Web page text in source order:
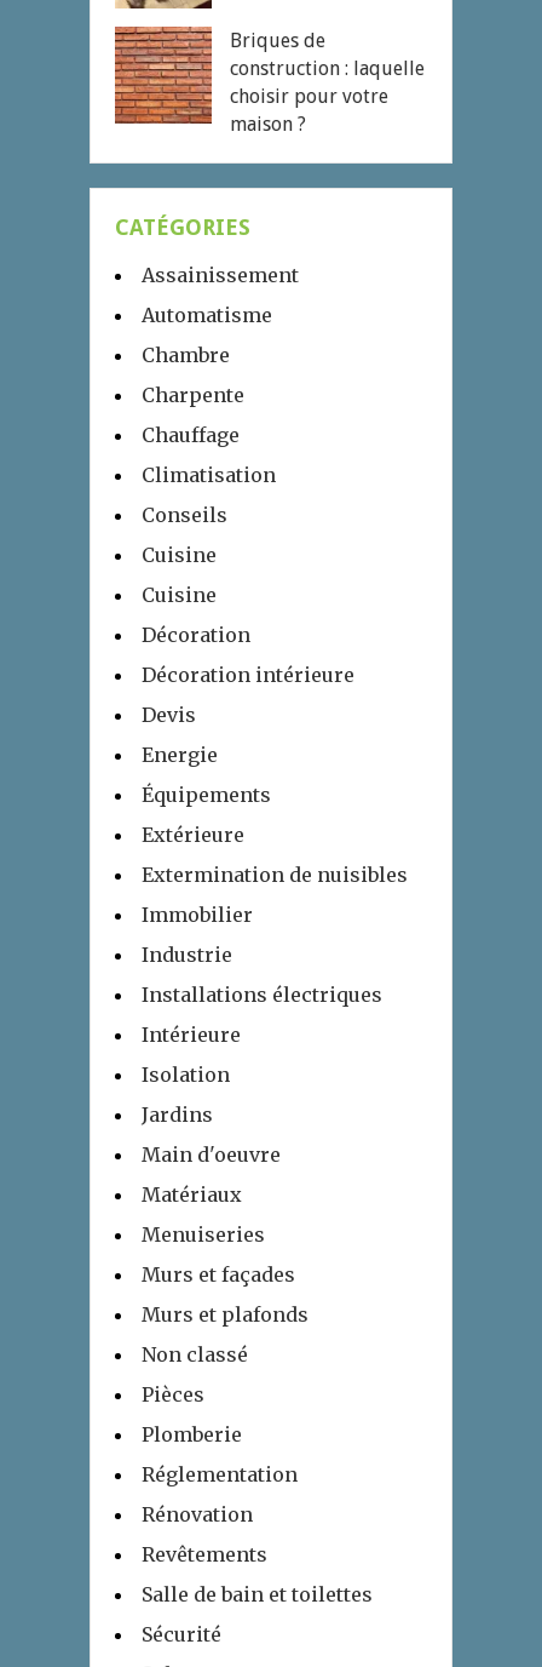
Briques de
construction : laquelle
choisir pour votre
maison ?
CATÉGORIES
Assainissement
Automatisme
Chambre
Charpente
Chauffage
Climatisation
Conseils
Cuisine
Cuisine
Décoration
Décoration intérieure
Devis
Energie
Équipements
Extérieure
Extermination de nuisibles
Immobilier
Industrie
Installations électriques
Intérieure
Isolation
Jardins
Main d'oeuvre
Matériaux
Menuiseries
Murs et façades
Murs et plafonds
Non classé
Pièces
Plomberie
Réglementation
Rénovation
Revêtements
Salle de bain et toilettes
Sécurité